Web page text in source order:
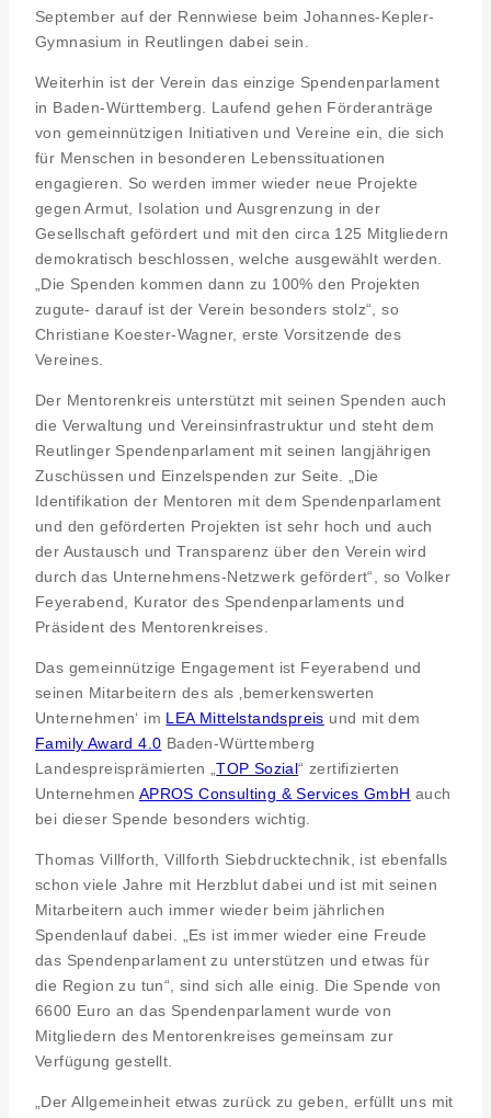
September auf der Rennwiese beim Johannes-Kepler-
Gymnasium in Reutlingen dabei sein.
Weiterhin ist der Verein das einzige Spendenparlament
in Baden-Württemberg. Laufend gehen Förderanträge
von gemeinnützigen Initiativen und Vereine ein, die sich
für Menschen in besonderen Lebenssituationen
engagieren. So werden immer wieder neue Projekte
gegen Armut, Isolation und Ausgrenzung in der
Gesellschaft gefördert und mit den circa 125 Mitgliedern
demokratisch beschlossen, welche ausgewählt werden.
„Die Spenden kommen dann zu 100% den Projekten
zugute- darauf ist der Verein besonders stolz“, so
Christiane Koester-Wagner, erste Vorsitzende des
Vereines.
Der Mentorenkreis unterstützt mit seinen Spenden auch
die Verwaltung und Vereinsinfrastruktur und steht dem
Reutlinger Spendenparlament mit seinen langjährigen
Zuschüssen und Einzelspenden zur Seite. „Die
Identifikation der Mentoren mit dem Spendenparlament
und den geförderten Projekten ist sehr hoch und auch
der Austausch und Transparenz über den Verein wird
durch das Unternehmens-Netzwerk gefördert“, so Volker
Feyerabend, Kurator des Spendenparlaments und
Präsident des Mentorenkreises.
Das gemeinnützige Engagement ist Feyerabend und
seinen Mitarbeitern des als ‚bemerkenswerten
Unternehmen‘ im LEA Mittelstandspreis und mit dem
Family Award 4.0 Baden-Württemberg
Landespreisprämierten „TOP Sozial“ zertifizierten
Unternehmen APROS Consulting & Services GmbH auch
bei dieser Spende besonders wichtig.
Thomas Villforth, Villforth Siebdrucktechnik, ist ebenfalls
schon viele Jahre mit Herzblut dabei und ist mit seinen
Mitarbeitern auch immer wieder beim jährlichen
Spendenlauf dabei. „Es ist immer wieder eine Freude
das Spendenparlament zu unterstützen und etwas für
die Region zu tun“, sind sich alle einig. Die Spende von
6600 Euro an das Spendenparlament wurde von
Mitgliedern des Mentorenkreises gemeinsam zur
Verfügung gestellt.
„Der Allgemeinheit etwas zurück zu geben, erfüllt uns mit